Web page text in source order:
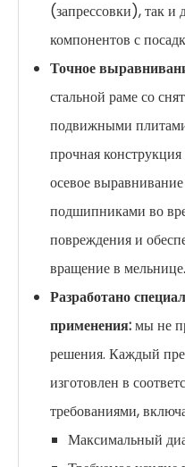
(запрессовки), так
компонентов с
Точное
стальной раме со
подвижными
прочная
осевое
подшипниками во
повреждения и
вращение в мельнице.
Разработано
применения:мы не
решения. Каждый
изготовлен в
требованиями,
Максимальный